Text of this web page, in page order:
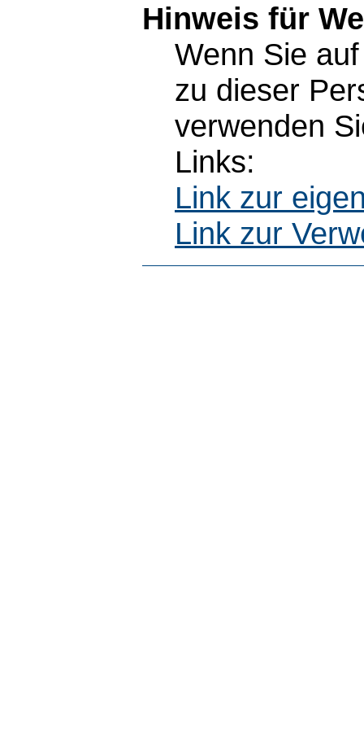
Hinweis für
Wenn Sie
zu dieser
verwenden
Links:
Link zur
Link zur